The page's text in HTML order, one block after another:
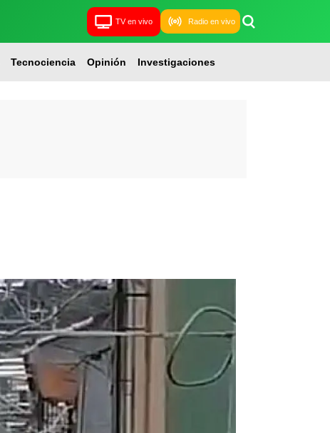
TV en vivo Radio en vivo
Tecnociencia Opinión Investigaciones